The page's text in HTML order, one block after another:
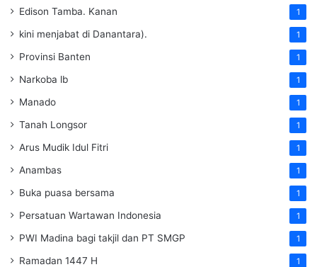
Edison Tamba. Kanan 1
kini menjabat di Danantara). 1
Provinsi Banten 1
Narkoba lb 1
Manado 1
Tanah Longsor 1
Arus Mudik Idul Fitri 1
Anambas 1
Buka puasa bersama 1
Persatuan Wartawan Indonesia 1
PWI Madina bagi takjil dan PT SMGP 1
Ramadan 1447 H 1